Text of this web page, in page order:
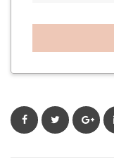
Facebook Twitter